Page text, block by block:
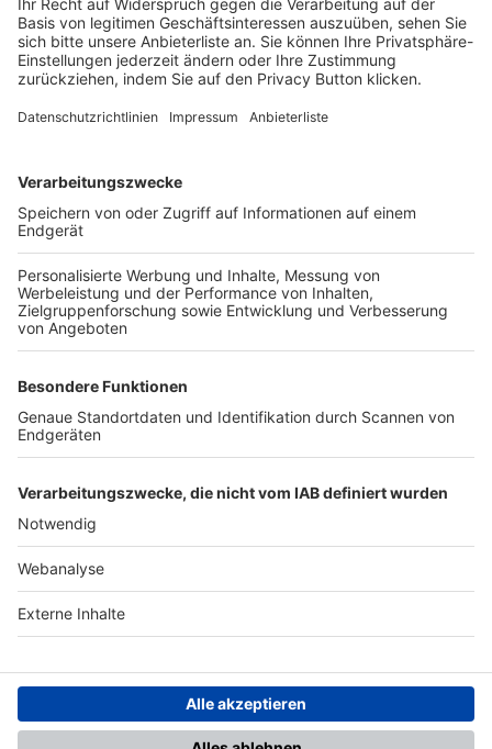
Login SpielPlus
FOLGE DEM BFV
TOP-VEREINE
TOP-PARTNER
Nutzungsbedingungen Datenschutz Impressum